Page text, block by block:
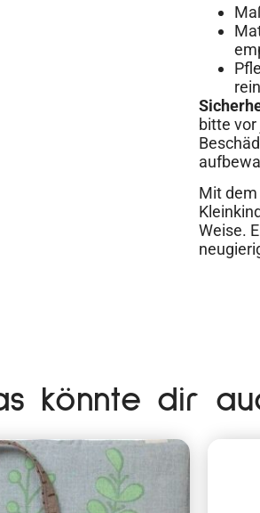
bitte vor
Mit dem
Weise.
könnte dir